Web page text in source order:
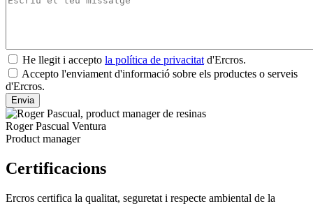
He llegit i accepto la política de privacitat d'Ercros.
Accepto l'enviament d'informació sobre els productes o serveis
d'Ercros.
Roger Pascual Ventura
Product manager
Certificacions
Ercros certifica la qualitat, seguretat i respecte ambiental de la